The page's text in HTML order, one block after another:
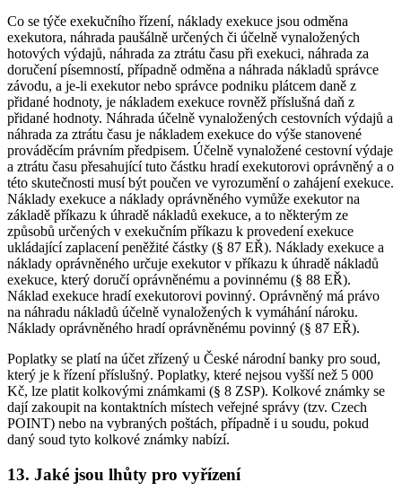
Co se týče exekučního řízení, náklady exekuce jsou odměna
exekutora, náhrada paušálně určených či účelně vynaložených
hotových výdajů, náhrada za ztrátu času při exekuci, náhrada za
doručení písemností, případně odměna a náhrada nákladů správce
závodu, a je-li exekutor nebo správce podniku plátcem daně z
přidané hodnoty, je nákladem exekuce rovněž příslušná daň z
přidané hodnoty. Náhrada účelně vynaložených cestovních výdajů a
náhrada za ztrátu času je nákladem exekuce do výše stanovené
prováděcím právním předpisem. Účelně vynaložené cestovní výdaje
a ztrátu času přesahující tuto částku hradí exekutorovi oprávněný a o
této skutečnosti musí být poučen ve vyrozumění o zahájení exekuce.
Náklady exekuce a náklady oprávněného vymůže exekutor na
základě příkazu k úhradě nákladů exekuce, a to některým ze
způsobů určených v exekučním příkazu k provedení exekuce
ukládající zaplacení peněžité částky (§ 87 EŘ). Náklady exekuce a
náklady oprávněného určuje exekutor v příkazu k úhradě nákladů
exekuce, který doručí oprávněnému a povinnému (§ 88 EŘ).
Náklad exekuce hradí exekutorovi povinný. Oprávněný má právo
na náhradu nákladů účelně vynaložených k vymáhání nároku.
Náklady oprávněného hradí oprávněnému povinný (§ 87 EŘ).
Poplatky se platí na účet zřízený u České národní banky pro soud,
který je k řízení příslušný. Poplatky, které nejsou vyšší než 5 000
Kč, lze platit kolkovými známkami (§ 8 ZSP). Kolkové známky se
dají zakoupit na kontaktních místech veřejné správy (tzv. Czech
POINT) nebo na vybraných poštách, případně i u soudu, pokud
daný soud tyto kolkové známky nabízí.
13. Jaké jsou lhůty pro vyřízení